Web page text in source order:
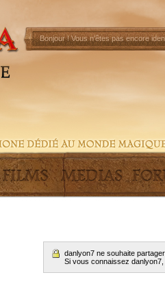
Bonjour !Vous n'êtes pas encore
danlyon7 ne souhaite
Si vous connaissez danlyon7,